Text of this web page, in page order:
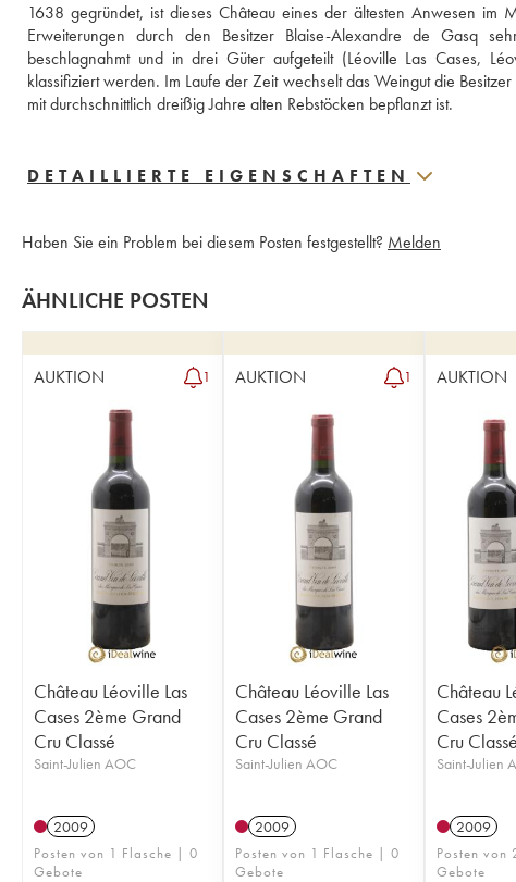
1638 gegründet, ist dieses Château eines der ältesten Anwesen
Erweiterungen durch den Besitzer Blaise-Alexandre de Gasq
beschlagnahmt und in drei Güter aufgeteilt (Léoville Las Cases,
klassifiziert werden. Im Laufe der Zeit wechselt das Weingut die
mit durchschnittlich dreißig Jahre alten Rebstöcken bepflanzt ist.
DETAILLIERTE EIGENSCHAFTEN
Haben Sie ein Problem bei diesem Posten festgestellt? Melden
ÄHNLICHE POSTEN
AUKTION 1
Château Léoville Las
Cases 2ème Grand
Cru Classé
Saint-Julien AOC
2009
Posten von 1 Flasche | 0
Gebote
AUKTION 1
Château Léoville Las
Cases 2ème Grand
Cru Classé
Saint-Julien AOC
2009
Posten von 1 Flasche | 0
Gebote
AUKTION
Château
Cases
Cru Classé
Saint-Julien
2009
Posten von
Gebote